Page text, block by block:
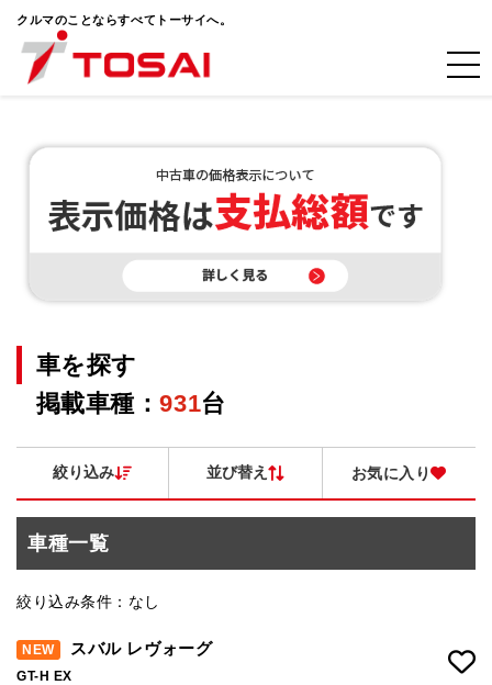
クルマのことならすべてトーサイへ。
車を探す
掲載車種：931台
絞り込み 並び替え お気に入り
車種一覧
絞り込み条件：なし
NEW スバル レヴォーグ
GT-H EX